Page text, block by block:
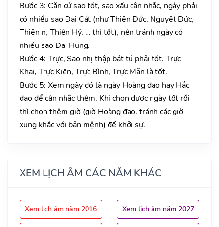
Bước 3: Căn cứ sao tốt, sao xấu cân nhắc, ngày phải
có nhiều sao Đại Cát (như Thiên Đức, Nguyệt Đức,
Thiên n, Thiên Hỷ, … thì tốt), nên tránh ngày có
nhiều sao Đại Hung.
Bước 4: Trực, Sao nhị thập bát tú phải tốt. Trực
Khai, Trực Kiến, Trực Bình, Trực Mãn là tốt.
Bước 5: Xem ngày đó là ngày Hoàng đạo hay Hắc
đạo để cân nhắc thêm. Khi chọn được ngày tốt rồi
thì chọn thêm giờ (giờ Hoàng đạo, tránh các giờ
xung khắc với bản mệnh) để khởi sự.
XEM LỊCH ÂM CÁC NĂM KHÁC
Xem lịch âm năm 2016 Xem lịch âm năm 2027